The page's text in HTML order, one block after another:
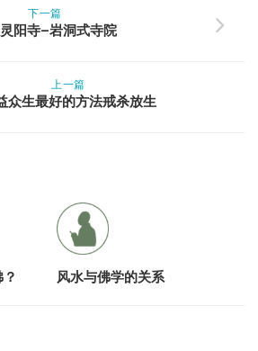
下一篇
阳寺–岩洞式寺院
上一篇
众生最好的方法戒杀放生
风水与佛学的关系